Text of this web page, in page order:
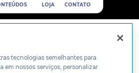
LOJA CONTATO
tecnologias semelhantes para
em nossos serviços, personalizar